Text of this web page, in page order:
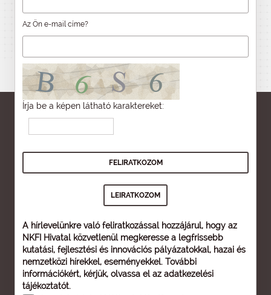
Az Ön e-mail címe?
Írja be a képen látható karaktereket:
A hírlevelünkre való feliratkozással hozzájárul, hogy az
NKFI Hivatal közvetlenül megkeresse a legfrissebb
kutatási, fejlesztési és innovációs pályázatokkal, hazai és
nemzetközi hírekkel, eseményekkel. További
információkért, kérjük, olvassa el az adatkezelési
tájékoztatót.